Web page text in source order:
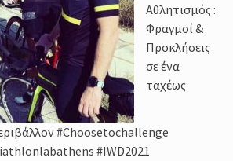
Αθλητισμός :
Φραγμοί &
Προκλήσεις
σε ένα
ταχέως
#Choosetochallenge
#IWD2021